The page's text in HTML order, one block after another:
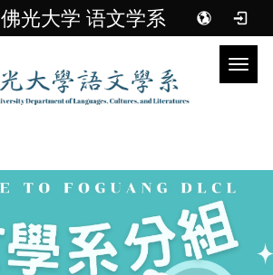
佛光大学 语文学系